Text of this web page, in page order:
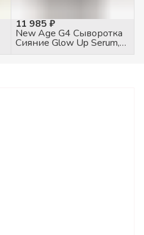
11 985 ₽
New Age G4 Сыворотка
Сияние Glow Up Serum,